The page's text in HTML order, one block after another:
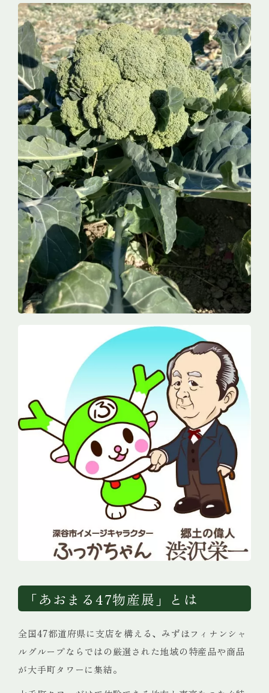
「あおまる47物産展」とは
全国47都道府県に支店を構える、みずほフィナンシャ
ルグループならではの厳選された地域の特産品や商品
が大手町タワーに集結。